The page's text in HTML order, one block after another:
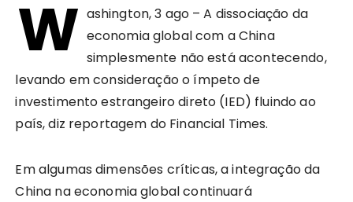
W ashington, 3 ago – A dissociação da
economia global com a China
simplesmente não está acontecendo,
levando em consideração o ímpeto de
investimento estrangeiro direto (IED) fluindo ao
país, diz reportagem do Financial Times.
Em algumas dimensões críticas, a integração da
China na economia global continuará